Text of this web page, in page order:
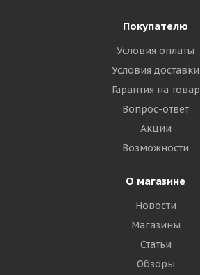
Покупателю
Условия оплаты
Условия доставки
Гарантия на товар
Вопрос-ответ
Акции
Возможности
О магазине
Новости
Магазины
Статьи
Обзоры